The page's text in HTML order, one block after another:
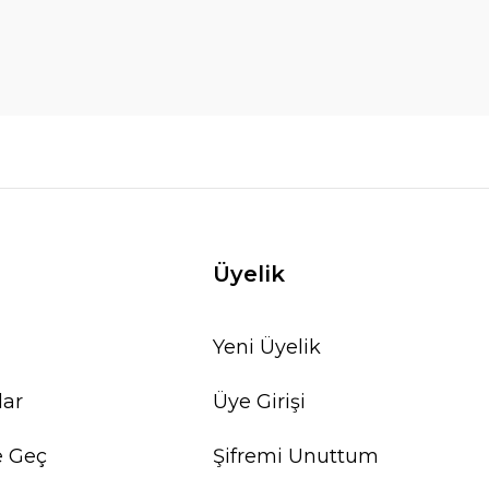
Geç
Üyelik
Yeni Üyelik
Üye Girişi
Şifremi Unuttum